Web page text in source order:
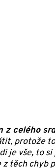
z celého
protože
je vše, to
těch chyb